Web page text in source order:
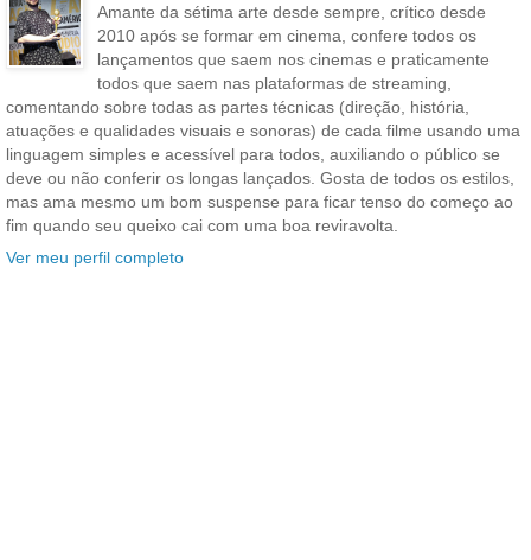
Amante da sétima arte desde sempre, crítico desde
2010 após se formar em cinema, confere todos os
lançamentos que saem nos cinemas e praticamente
todos que saem nas plataformas de streaming,
comentando sobre todas as partes técnicas (direção, história,
atuações e qualidades visuais e sonoras) de cada filme usando uma
linguagem simples e acessível para todos, auxiliando o público se
deve ou não conferir os longas lançados. Gosta de todos os estilos,
mas ama mesmo um bom suspense para ficar tenso do começo ao
fim quando seu queixo cai com uma boa reviravolta.
Ver meu perfil completo